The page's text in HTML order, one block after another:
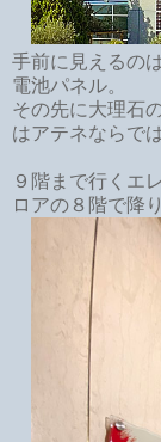
手前に見えるの
電池パネル。
その先に大理石
はアテネならで
９階まで行くエ
ロアの８階で降